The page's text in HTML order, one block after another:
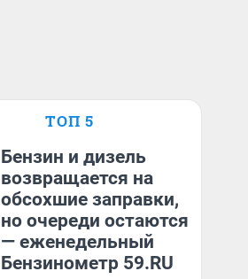
ТОП 5
Бензин и дизель
возвращается на
обсохшие заправки,
но очереди остаются
— еженедельный
Бензинометр 59.RU